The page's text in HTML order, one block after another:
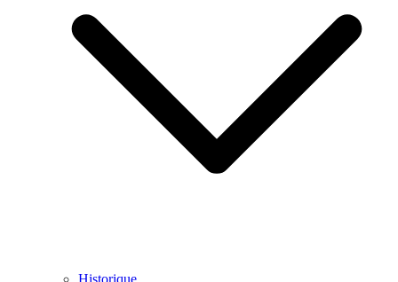
Historique